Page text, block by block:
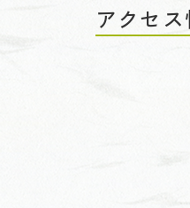
アクセ